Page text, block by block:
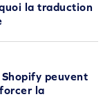
la traduction
Shopify peuvent
la